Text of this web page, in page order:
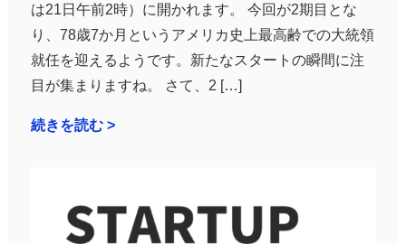
は21日午前2時）に開かれます。 今回が2期目とな
り、78歳7か月というアメリカ史上最高齢での大統領
就任を迎えるようです。新たなスタートの瞬間に注
目が集まりますね。 さて、2 […]
続きを読む >